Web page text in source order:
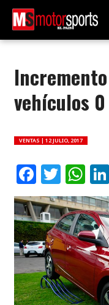
vehículos
VENTAS | 12 JULIO, 2017